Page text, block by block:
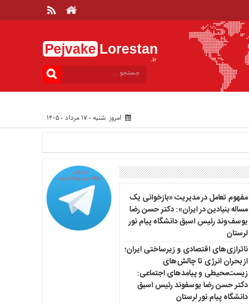
Pejvake Lorestan
.ir
امروز شنبه - ۱۷ مرداد - ۱۴۰۵
مفهوم تعامل در مدیریت «بازخوانی یک
مساله بنیادین در ایران»: دکتر حسن رضا
یوسف‌وند رئیس اسبق دانشگاه پیام نور
لرستان
ناترازی‌های اقتصادی و زیرساختی ایران؛
از بحران انرژی تا چالش‌های
زیست‌محیطی و پیامدهای اجتماعی:
دکتر حسن رضا یوسفوند رئیس اسبق
دانشگاه پیام نور لرستان